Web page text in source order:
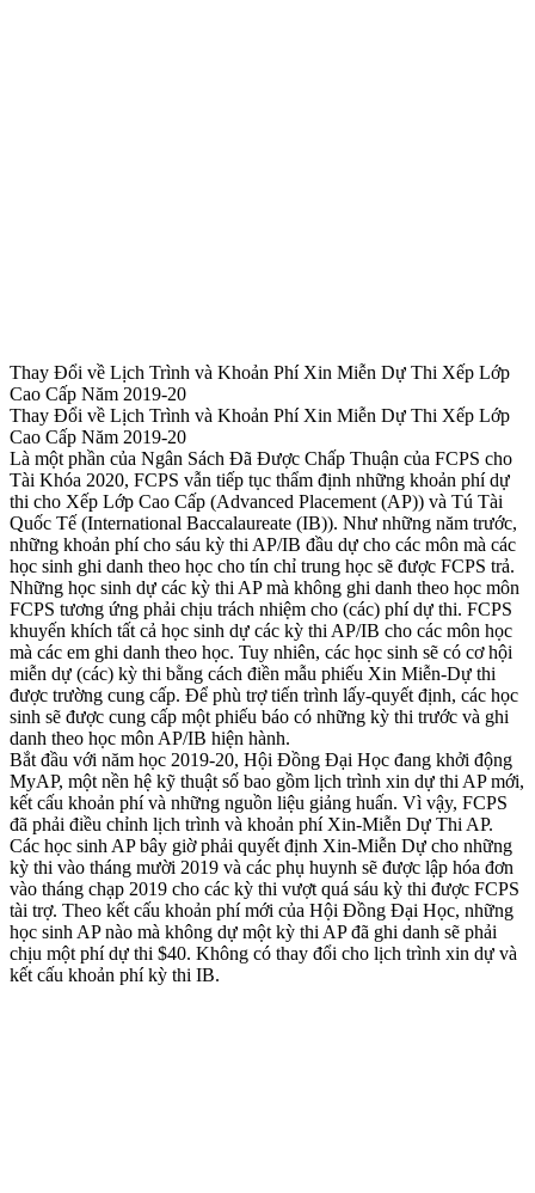
Thay Đổi về Lịch Trình và Khoản Phí Xin Miễn Dự Thi Xếp Lớp
Cao Cấp Năm 2019-20
Thay Đổi về Lịch Trình và Khoản Phí Xin Miễn Dự Thi Xếp Lớp
Cao Cấp Năm 2019-20
Là một phần của Ngân Sách Đã Được Chấp Thuận của FCPS cho
Tài Khóa 2020, FCPS vẫn tiếp tục thẩm định những khoản phí dự
thi cho Xếp Lớp Cao Cấp (Advanced Placement (AP)) và Tú Tài
Quốc Tế (International Baccalaureate (IB)). Như những năm trước,
những khoản phí cho sáu kỳ thi AP/IB đầu dự cho các môn mà các
học sinh ghi danh theo học cho tín chỉ trung học sẽ được FCPS trả.
Những học sinh dự các kỳ thi AP mà không ghi danh theo học môn
FCPS tương ứng phải chịu trách nhiệm cho (các) phí dự thi. FCPS
khuyến khích tất cả học sinh dự các kỳ thi AP/IB cho các môn học
mà các em ghi danh theo học. Tuy nhiên, các học sinh sẽ có cơ hội
miễn dự (các) kỳ thi bằng cách điền mẫu phiếu Xin Miễn-Dự thi
được trường cung cấp. Để phù trợ tiến trình lấy-quyết định, các học
sinh sẽ được cung cấp một phiếu báo có những kỳ thi trước và ghi
danh theo học môn AP/IB hiện hành.
Bắt đầu với năm học 2019-20, Hội Đồng Đại Học đang khởi động
MyAP, một nền hệ kỹ thuật số bao gồm lịch trình xin dự thi AP mới,
kết cấu khoản phí và những nguồn liệu giảng huấn. Vì vậy, FCPS
đã phải điều chỉnh lịch trình và khoản phí Xin-Miễn Dự Thi AP.
Các học sinh AP bây giờ phải quyết định Xin-Miễn Dự cho những
kỳ thi vào tháng mười 2019 và các phụ huynh sẽ được lập hóa đơn
vào tháng chạp 2019 cho các kỳ thi vượt quá sáu kỳ thi được FCPS
tài trợ. Theo kết cấu khoản phí mới của Hội Đồng Đại Học, những
học sinh AP nào mà không dự một kỳ thi AP đã ghi danh sẽ phải
chịu một phí dự thi $40. Không có thay đổi cho lịch trình xin dự và
kết cấu khoản phí kỳ thi IB.